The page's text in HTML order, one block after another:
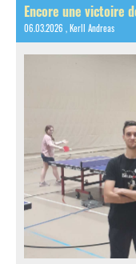
Encore une victoire
06.03.2026 , Kerll Andreas